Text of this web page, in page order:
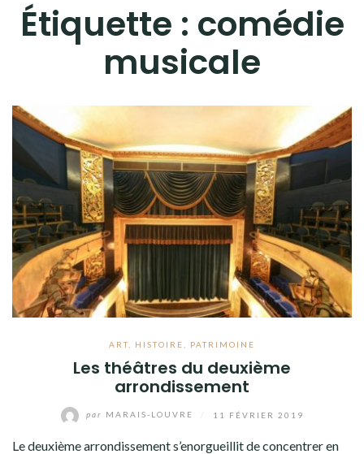
Étiquette : comédie
musicale
ART HISTOIRE PATRIMOINE
Les théâtres du deuxième
arrondissement
par MARAIS-LOUVRE 11 FÉVRIER 2019
Le deuxième arrondissement s’enorgueillit de concentrer en